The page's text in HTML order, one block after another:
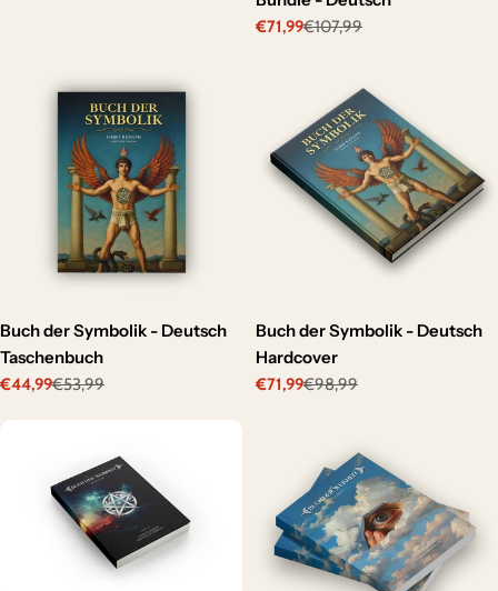
Sale
€71,99
Regular€107,99
Buch der Symbolik - Deutsch
Taschenbuch
Sale
€44,99
Regular€53,99
Buch der Symbolik - Deutsch
Hardcover
Sale
€71,99
Regular€98,99